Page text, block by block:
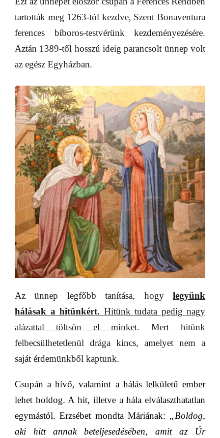
tartották meg 1263-tól kezdve, Szent Bonaventura
ferences bíboros-testvérünk kezdeményezésére.
Aztán 1389-től hosszú ideig parancsolt ünnep volt
az egész Egyházban.
Az ünnep legfőbb tanítása, hogy legyünk
hálásak a hitünkért. Hitünk tudata pedig nagy
alázattal töltsön el minket. Mert hitünk
felbecsülhetetlenül drága kincs, amelyet nem a
saját érdemünkből kaptunk.
Csupán a hívő, valamint a hálás lelkületű ember
lehet boldog. A hit, illetve a hála elválaszthatatlan
egymástól. Erzsébet mondta Máriának: „Boldog,
aki hitt annak beteljesedésében, amit az Úr